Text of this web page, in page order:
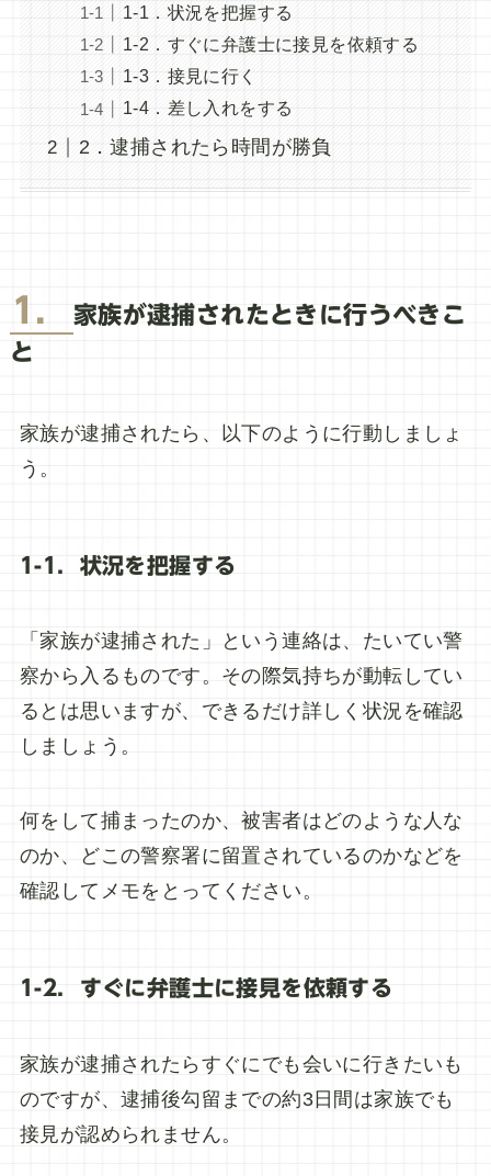
1-1．状況を把握する
1-2．すぐに弁護士に接見を依頼する
1-3．接見に行く
1-4．差し入れをする
2．逮捕されたら時間が勝負
1．
家族が逮捕されたときに行うべきこ
と
家族が逮捕されたら、以下のように行動しましょ
う。
1-1．状況を把握する
「家族が逮捕された」という連絡は、たいてい警
察から入るものです。その際気持ちが動転してい
るとは思いますが、できるだけ詳しく状況を確認
しましょう。
何をして捕まったのか、被害者はどのような人な
のか、どこの警察署に留置されているのかなどを
確認してメモをとってください。
1-2．すぐに弁護士に接見を依頼する
家族が逮捕されたらすぐにでも会いに行きたいも
のですが、逮捕後勾留までの約3日間は家族でも
接見が認められません。